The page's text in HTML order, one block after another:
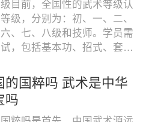
目前，全国性的武术等级认
级，分别为：初、一、二、
、七、八级和技师。学员需
，包括基本功、招式、套路
的国粹吗 武术是中华
吗